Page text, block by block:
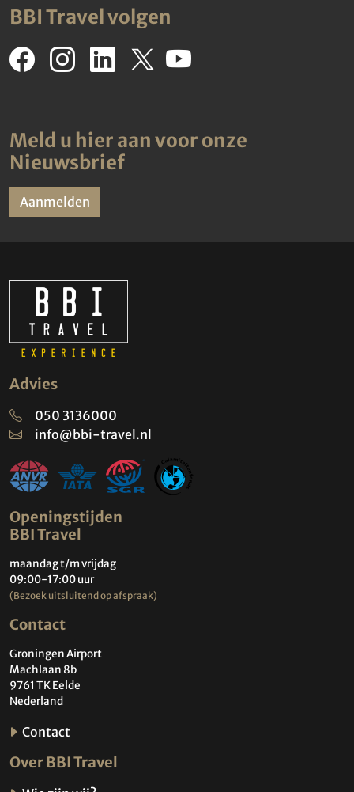
BBI Travel volgen
Meld u hier aan voor onze
Nieuwsbrief
Aanmelden
Advies
050 3136000
info@bbi-travel.nl
Openingstijden
BBI Travel
maandag t/m vrijdag
09:00-17:00 uur
(Bezoek uitsluitend op afspraak)
Contact
Groningen Airport
Machlaan 8b
9761 TK Eelde
Nederland
Contact
Over BBI Travel